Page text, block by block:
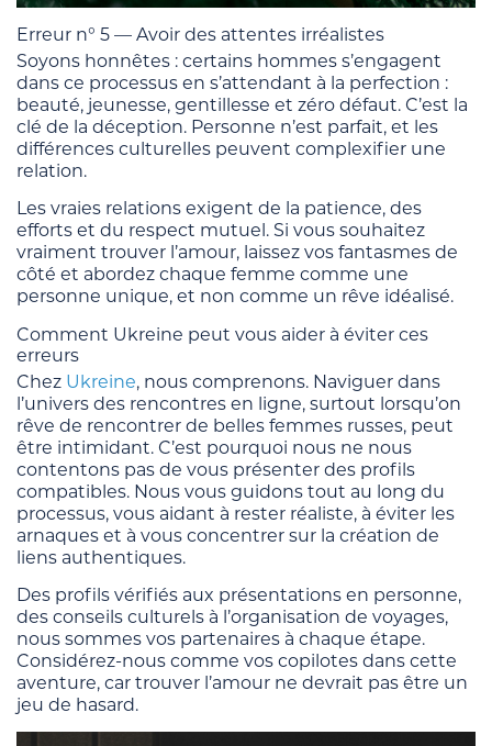
Erreur n° 5 — Avoir des attentes irréalistes
Soyons honnêtes : certains hommes s’engagent
dans ce processus en s’attendant à la perfection :
beauté, jeunesse, gentillesse et zéro défaut. C’est la
clé de la déception. Personne n’est parfait, et les
différences culturelles peuvent complexifier une
relation.
Les vraies relations exigent de la patience, des
efforts et du respect mutuel. Si vous souhaitez
vraiment trouver l’amour, laissez vos fantasmes de
côté et abordez chaque femme comme une
personne unique, et non comme un rêve idéalisé.
Comment Ukreine peut vous aider à éviter ces
erreurs
Chez Ukreine, nous comprenons. Naviguer dans
l’univers des rencontres en ligne, surtout lorsqu’on
rêve de rencontrer de belles femmes russes, peut
être intimidant. C’est pourquoi nous ne nous
contentons pas de vous présenter des profils
compatibles. Nous vous guidons tout au long du
processus, vous aidant à rester réaliste, à éviter les
arnaques et à vous concentrer sur la création de
liens authentiques.
Des profils vérifiés aux présentations en personne,
des conseils culturels à l’organisation de voyages,
nous sommes vos partenaires à chaque étape.
Considérez-nous comme vos copilotes dans cette
aventure, car trouver l’amour ne devrait pas être un
jeu de hasard.